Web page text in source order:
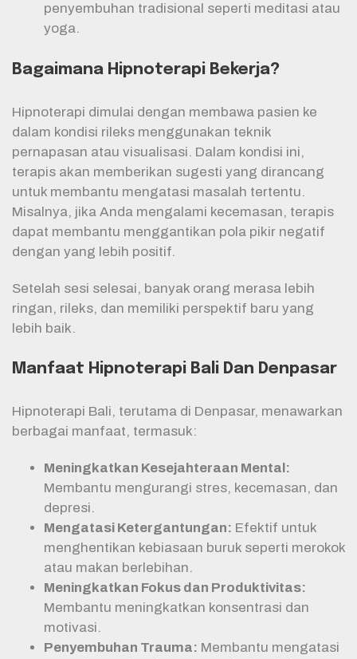
penyembuhan tradisional seperti meditasi atau
yoga.
Bagaimana Hipnoterapi Bekerja?
Hipnoterapi dimulai dengan membawa pasien ke
dalam kondisi rileks menggunakan teknik
pernapasan atau visualisasi. Dalam kondisi ini,
terapis akan memberikan sugesti yang dirancang
untuk membantu mengatasi masalah tertentu.
Misalnya, jika Anda mengalami kecemasan, terapis
dapat membantu menggantikan pola pikir negatif
dengan yang lebih positif.
Setelah sesi selesai, banyak orang merasa lebih
ringan, rileks, dan memiliki perspektif baru yang
lebih baik.
Manfaat Hipnoterapi Bali Dan Denpasar
Hipnoterapi Bali, terutama di Denpasar, menawarkan
berbagai manfaat, termasuk:
Meningkatkan Kesejahteraan Mental:
Membantu mengurangi stres, kecemasan, dan
depresi.
Mengatasi Ketergantungan: Efektif untuk
menghentikan kebiasaan buruk seperti merokok
atau makan berlebihan.
Meningkatkan Fokus dan Produktivitas:
Membantu meningkatkan konsentrasi dan
motivasi.
Penyembuhan Trauma: Membantu mengatasi